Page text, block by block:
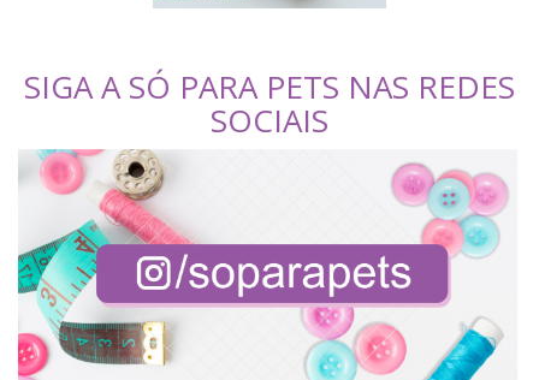
SIGA A SÓ PARA PETS NAS REDES
SOCIAIS